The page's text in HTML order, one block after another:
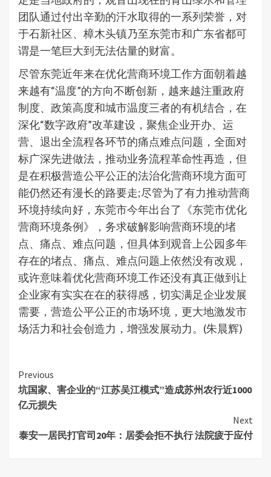
团队通过付出辛勤的汗水取得的一系列荣誉，对
于石新社区、樟木头镇乃至东莞市和广东省都可
谓是一笔巨大到无法估量的财富。
尽管东莞近年来在优化营商环境工作方面朝着越
来越有“温度”的方向不断创新，越来越注重政府
制度、政策高度和城市温度三者的有机结合，在
深化“数字政府”改革建设，聚焦企业开办、运
营、退出全流程各环节的痛点难点问题，全面对
标广深先进做法，推动业务流程革命性再造，但
是在积极营造公平公正的法治化营商环境方面可
能仍然还有漫长的路要走;尽管为了有力推动营商
环境持续向好，东莞市今年出台了《东莞市优化
营商环境条例》，务求破解影响营商环境的堵
点、痛点、难点问题，但具体到观音上公园多年
存在的堵点、痛点、难点问题上依然没有改观，
或许意味着优化营商环境工作还没有真正做到让
企业家有实实在在的获得感，切实满足企业发展
需要，营造公平公正的市场环境，更大地激发市
场活力和社会创造力，增强发展动力。(朱晨辉)
Continue
Reading
Previous
坑国家、害企业的“江苏吴江模式”造成苏州农行近1000
亿元损失
Next
泰安一居民打官司20年：居委会拒不执行 法院疲于应付